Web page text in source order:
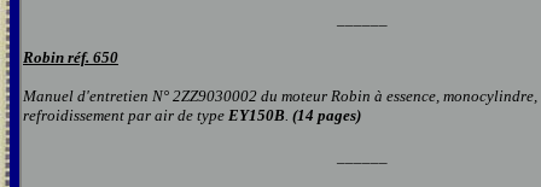
Robin réf. 650
Manuel d'entretien N° 2ZZ9030002 du moteur Robin à essence, monocylindre,
refroidissement par air de type EY150B. (14 pages)